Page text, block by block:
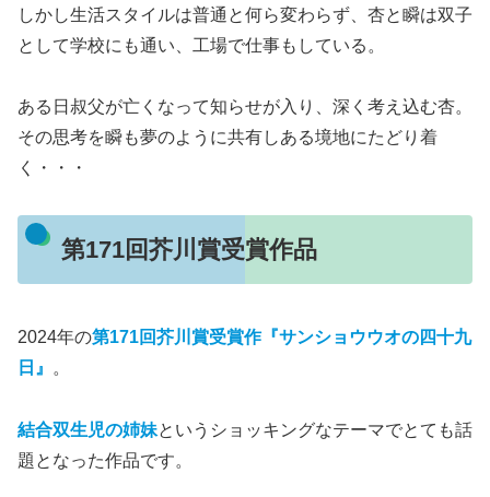
しかし生活スタイルは普通と何ら変わらず、杏と瞬は双子
として学校にも通い、工場で仕事もしている。
ある日叔父が亡くなって知らせが入り、深く考え込む杏。
その思考を瞬も夢のように共有しある境地にたどり着
く・・・
第171回芥川賞受賞作品
2024年の第171回芥川賞受賞作『サンショウウオの四十九
日』
。
結合双生児の姉妹というショッキングなテーマでとても話
題となった作品です。